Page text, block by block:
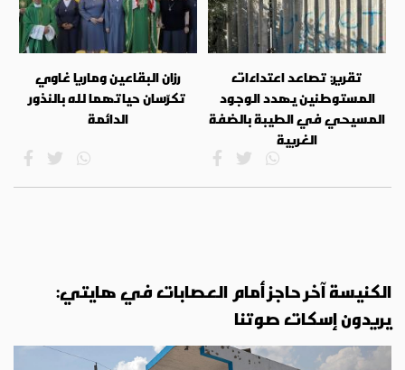
تقرير: تصاعد اعتداءات
المستوطنين يهدد الوجود
المسيحي في الطيبة بالضفة
الغربية
رزان البقاعين وماريا غاوي
تكرّسان حياتهما لله بالنذور
الدائمة
الكنيسة آخر حاجز أمام العصابات في هايتي:
يريدون إسكات صوتنا